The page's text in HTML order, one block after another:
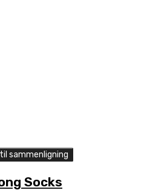
sammenligning
Socks